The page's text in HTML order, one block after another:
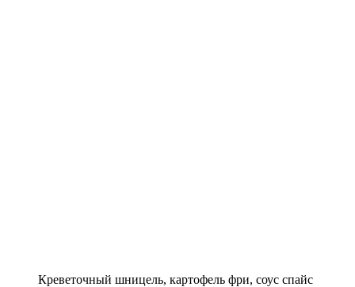
Креветочный шницель, картофель фри, соус спайс